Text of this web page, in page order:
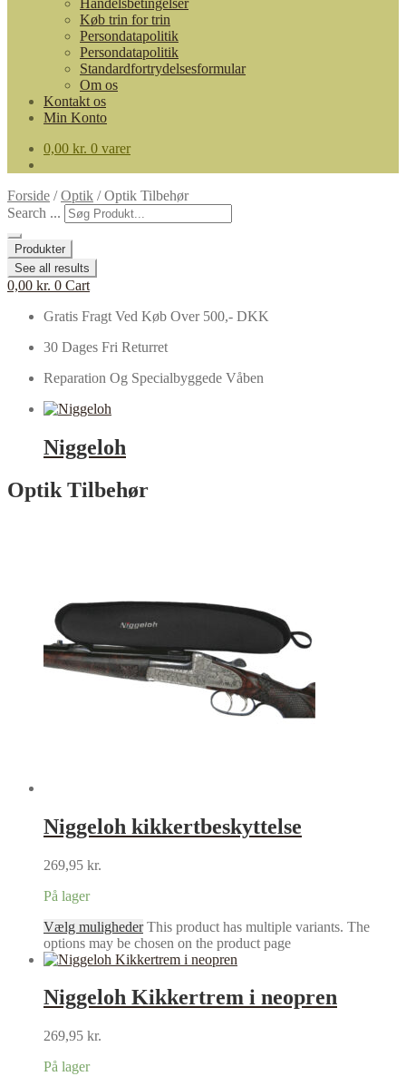
Handelsbetingelser
Køb trin for trin
Persondatapolitik
Persondatapolitik
Standardfortrydelsesformular
Om os
Kontakt os
Min Konto
0,00 kr. 0 varer
Forside /Optik /Optik Tilbehør
Search ...
Produkter
See all results
0,00 kr. 0 Cart
Gratis Fragt Ved Køb Over 500,- DKK
30 Dages Fri Returret
Reparation Og Specialbyggede Våben
Niggeloh
Optik Tilbehør
Niggeloh kikkertbeskyttelse
269,95 kr.
På lager
Vælg mulighederThis product has multiple variants. The
options may be chosen on the product page
Niggeloh Kikkertrem i neopren
269,95 kr.
På lager